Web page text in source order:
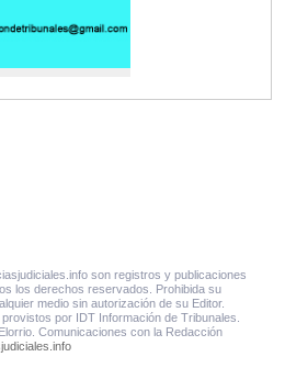
son registros y publicaciones
los derechos reservados. Prohibida su
medio sin autorización de su Editor.
por IDT Información de Tribunales.
Comunicaciones con la Redacción